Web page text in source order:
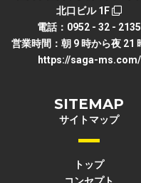
北口ビル 1F
電話：0952 - 32 - 2135
営業時間：朝 9 時から夜 21
https://saga-ms.com/
SITEMAP
サイトマップ
トップ
コンセプト